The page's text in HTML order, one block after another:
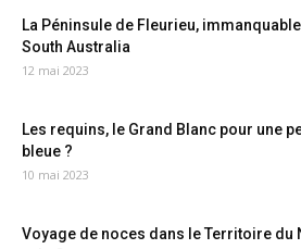
La Péninsule de Fleurieu,
South Australia
12 mai 2023
Les requins, le Grand Blanc pour une
bleue ?
10 mai 2023
Voyage de noces dans le Territoire du